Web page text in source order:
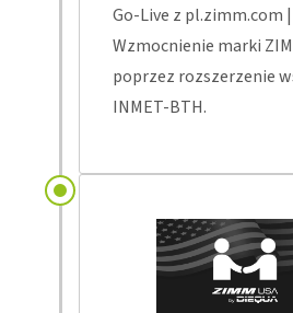
Go-Live z pl.zimm.com |
Wzmocnienie marki
poprzez rozszerzenie
INMET-BTH.